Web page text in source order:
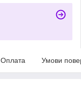
Оплата Умови